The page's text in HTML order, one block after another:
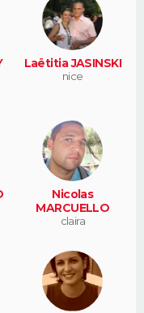
Laëtitia JASINSKI
nice
Nicolas
MARCUELLO
claira